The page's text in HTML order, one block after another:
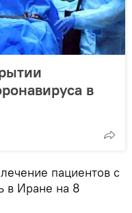
в
пациентов с
в Иране на 8